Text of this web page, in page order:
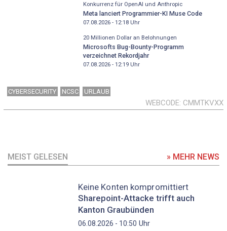
Konkurrenz für OpenAI und Anthropic
Meta lanciert Programmier-KI Muse Code
07.08.2026 - 12:18Uhr
20 Millionen Dollar an Belohnungen
Microsofts Bug-Bounty-Programm
verzeichnet Rekordjahr
07.08.2026 - 12:19Uhr
CYBERSECURITY NCSC URLAUB
WEBCODE CMMTKVXX
MEIST GELESEN » MEHR NEWS
Keine Konten kompromittiert
Sharepoint-Attacke trifft auch
Kanton Graubünden
06.08.2026 - 10:50 Uhr